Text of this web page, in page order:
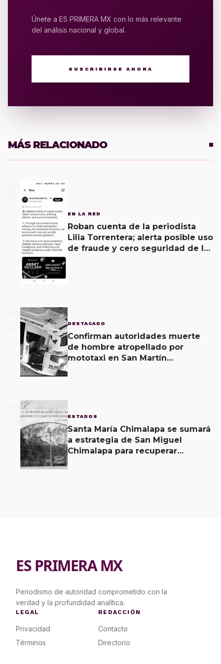
Únete a ES PRIMERA MX con lo más relevante
del análisis nacional y global.
SUSCRIBIRSE AHORA
MÁS RELACIONADO
EN LA RED
Roban cuenta de la periodista
Lilia Torrentera; alerta posible uso
de fraude y cero seguridad de la
2 DESTACADO
Confirman autoridades muerte
de hombre atropellado por
mototaxi en San Martín
3 ESTADOS
Santa María Chimalapa se sumará
a estrategia de San Miguel
Chimalapa para recuperar
ES PRIMERA MX
Periodismo de autoridad comprometido con la
verdad y la profundidad analítica.
LEGAL
Privacidad
Términos
REDACCIÓN
Contacto
Directorio